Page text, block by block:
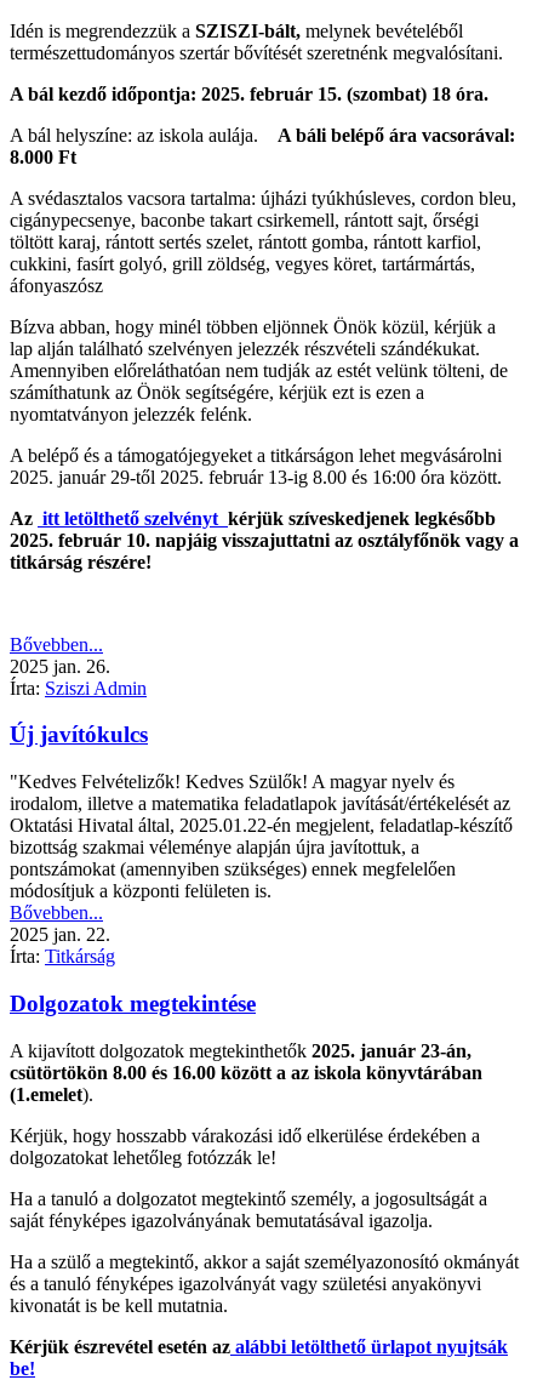
Idén is megrendezzük a SZISZI-bált, melynek bevételéből
természettudományos szertár bővítését szeretnénk megvalósítani.
A bál kezdő időpontja: 2025. február 15. (szombat) 18 óra.
A bál helyszíne: az iskola aulája. A báli belépő ára vacsorával:
8.000 Ft
A svédasztalos vacsora tartalma: újházi tyúkhúsleves, cordon bleu,
cigánypecsenye, baconbe takart csirkemell, rántott sajt, őrségi
töltött karaj, rántott sertés szelet, rántott gomba, rántott karfiol,
cukkini, fasírt golyó, grill zöldség, vegyes köret, tartármártás,
áfonyaszósz
Bízva abban, hogy minél többen eljönnek Önök közül, kérjük a
lap alján található szelvényen jelezzék részvételi szándékukat.
Amennyiben előreláthatóan nem tudják az estét velünk tölteni, de
számíthatunk az Önök segítségére, kérjük ezt is ezen a
nyomtatványon jelezzék felénk.
A belépő és a támogatójegyeket a titkárságon lehet megvásárolni
2025. január 29-től 2025. február 13-ig 8.00 és 16:00 óra között.
Az itt letölthető szelvényt kérjük szíveskedjenek legkésőbb
2025. február 10. napjáig visszajuttatni az osztályfőnök vagy a
titkárság részére!
Bővebben...
2025 jan. 26.
Írta: Sziszi Admin
Új javítókulcs
"Kedves Felvételizők! Kedves Szülők! A magyar nyelv és
irodalom, illetve a matematika feladatlapok javítását/értékelését az
Oktatási Hivatal által, 2025.01.22-én megjelent, feladatlap-készítő
bizottság szakmai véleménye alapján újra javítottuk, a
pontszámokat (amennyiben szükséges) ennek megfelelően
módosítjuk a központi felületen is.
Bővebben...
2025 jan. 22.
Írta: Titkárság
Dolgozatok megtekintése
A kijavított dolgozatok megtekinthetők 2025. január 23-án,
csütörtökön 8.00 és 16.00 között a az iskola könyvtárában
(1.emelet).
Kérjük, hogy hosszabb várakozási idő elkerülése érdekében a
dolgozatokat lehetőleg fotózzák le!
Ha a tanuló a dolgozatot megtekintő személy, a jogosultságát a
saját fényképes igazolványának bemutatásával igazolja.
Ha a szülő a megtekintő, akkor a saját személyazonosító okmányát
és a tanuló fényképes igazolványát vagy születési anyakönyvi
kivonatát is be kell mutatnia.
Kérjük észrevétel esetén az alábbi letölthető ürlapot nyujtsák
be!